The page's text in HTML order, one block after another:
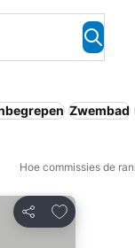
Zwembad
Hoe commissies de
Delen
Toevoegen